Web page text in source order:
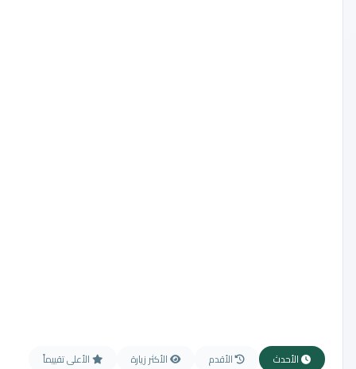
الأحدث الأقدم الأكثر زيارة الأعلى تقييماً